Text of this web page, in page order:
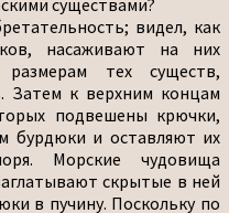
видел, как
насаживают на них
размерам тех существ,
Затем к верхним концам
подвешены крючки,
бурдюки и оставляют их
Морские чудовища
скрытые в ней
в пучину. Поскольку по